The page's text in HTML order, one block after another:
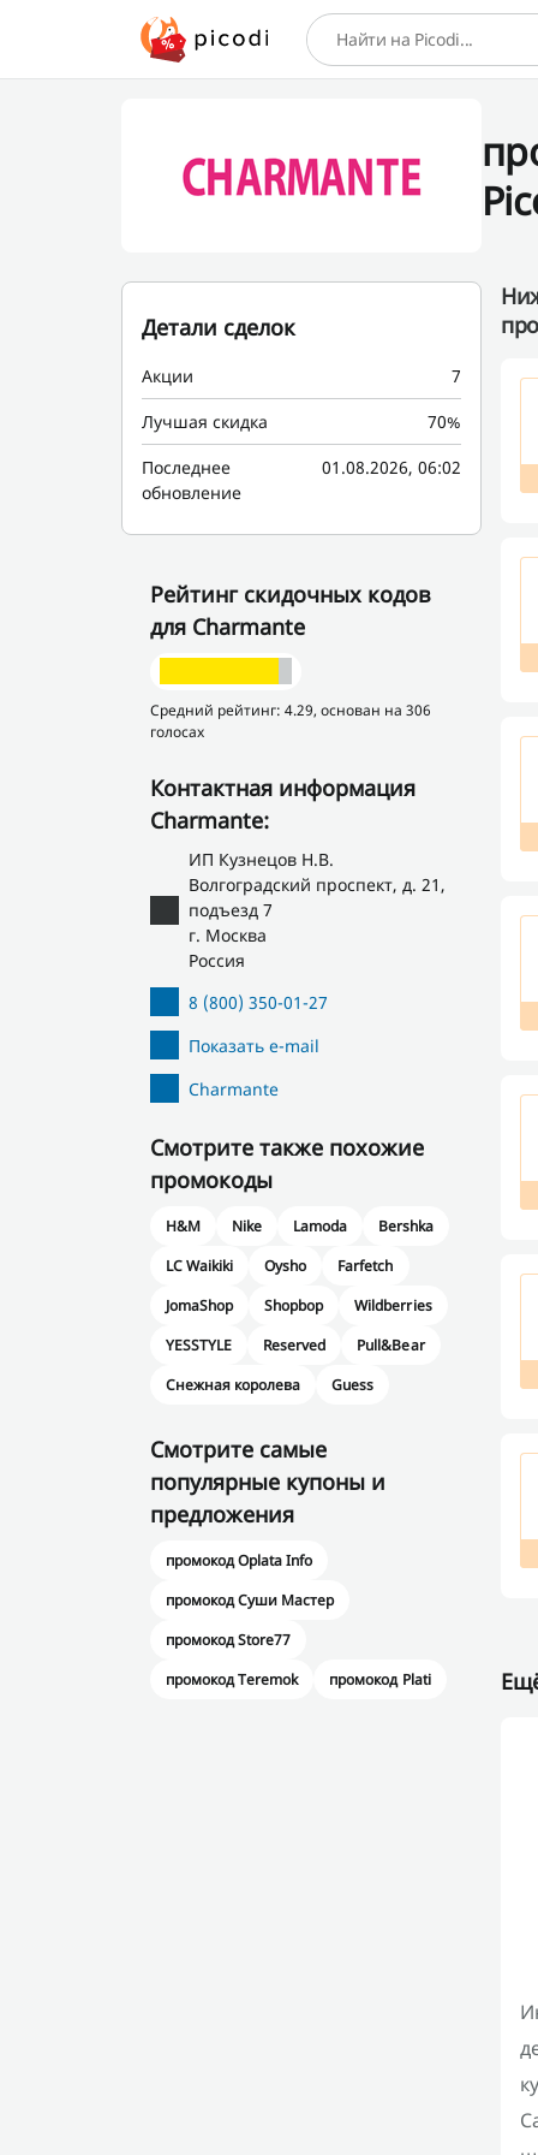
Поиск
Детали сделок
Акции
7
Лучшая скидка
70%
Последнее
обновление
01.08.2026, 06:02
Рейтинг скидочных кодов
для Charmante
Средний рейтинг: 4.29, основан на 306
голосах
Контактная информация
Charmante:
ИП Кузнецов Н.В.
Волгоградский проспект, д. 21,
подъезд 7
г. Москва
Россия
8 (800) 350-01-27
Показать e-mail
Charmante
Смотрите также похожие
промокоды
H&M Nike Lamoda
Bershka
LC Waikiki
Oysho
Farfetch
JomaShop
Shopbop
Wildberries
YESSTYLE
Reserved
Pull&Bear
Снежная королева
Guess
Смотрите самые
популярные купоны и
предложения
промокод Oplata Info
промокод Суши Мастер
промокод Store77
промокод Teremok
промокод Plati